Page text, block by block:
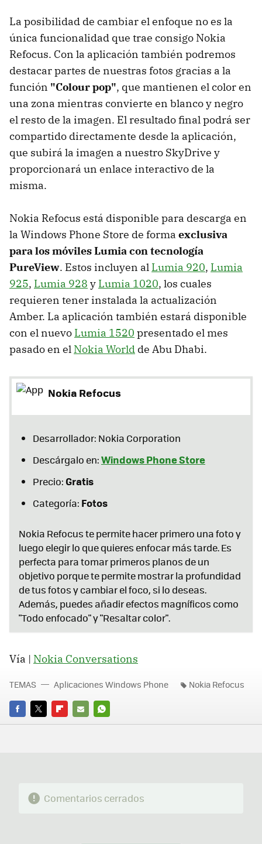
La posibilidad de cambiar el enfoque no es la
única funcionalidad que trae consigo Nokia
Refocus. Con la aplicación también podremos
destacar partes de nuestras fotos gracias a la
función "Colour pop", que mantienen el color en
una zona mientras convierte en blanco y negro
el resto de la imagen. El resultado final podrá ser
compartido directamente desde la aplicación,
que subirá la imagen a nuestro SkyDrive y
proporcionará un enlace interactivo de la
misma.
Nokia Refocus está disponible para descarga en
la Windows Phone Store de forma exclusiva
para los móviles Lumia con tecnología
PureView. Estos incluyen al Lumia 920, Lumia
925, Lumia 928 y Lumia 1020, los cuales
requieren tener instalada la actualización
Amber. La aplicación también estará disponible
con el nuevo Lumia 1520 presentado el mes
pasado en el Nokia World de Abu Dhabi.
Nokia Refocus
Desarrollador: Nokia Corporation
Descárgalo en:Windows Phone Store
Precio:Gratis
Categoría: Fotos
Nokia Refocus te permite hacer primero una foto y
luego elegir lo que quieres enfocar más tarde. Es
perfecta para tomar primeros planos de un
objetivo porque te permite mostrar la profundidad
de tus fotos y cambiar el foco, si lo deseas.
Además, puedes añadir efectos magníficos como
"Todo enfocado" y "Resaltar color".
Vía | Nokia Conversations
FACEBOOK
TWITTERFLIPBOARD
E-
WHATSAPP
TEMAS Aplicaciones Windows Phone Nokia Refocus
Comentarios cerrados